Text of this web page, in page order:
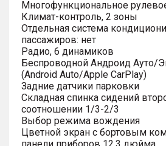
Многофункциональное
Климат-контроль, 2 зоны
Отдельная система
пассажиров: нет
Радио, 6 динамиков
Беспроводной Андроид Ауто/
(Android Auto/Apple CarPlay)
Задние датчики парковки
Складная спинка сидений
соотношении 1/3-2/3
Выбор режима вождения
Цветной экран с бортовым
панели приборов 12.3 дюйма